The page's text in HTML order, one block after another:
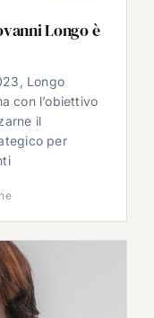
Longo è
Longo
con l’obiettivo
il
per